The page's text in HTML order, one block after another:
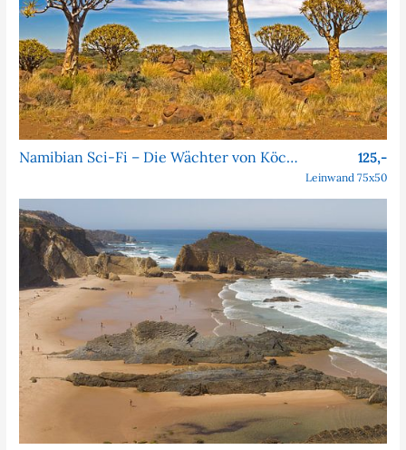
Namibian Sci-Fi – Die Wächter von Köcher Prime 125,-
Leinwand 75x50